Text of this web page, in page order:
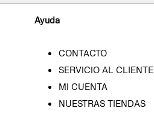
Ayuda
CONTACTO
SERVICIO AL CLIENTE
MI CUENTA
NUESTRAS TIENDAS